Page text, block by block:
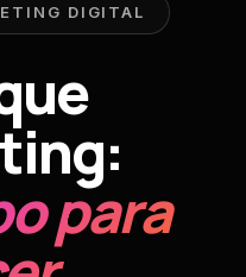
DIGITAL
para